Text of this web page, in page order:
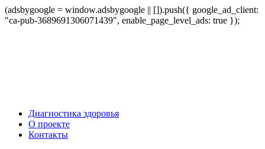
(adsbygoogle = window.adsbygoogle || []).push({ google_ad_client:
"ca-pub-3689691306071439", enable_page_level_ads: true });
Диагностика здоровья
О проекте
Контакты